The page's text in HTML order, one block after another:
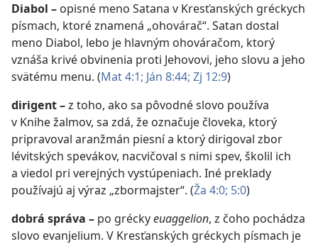
Diabol – opisné meno Satana v Kresťanských gréckych
písmach, ktoré znamená „ohovárač“. Satan dostal
meno Diabol, lebo je hlavným ohováračom, ktorý
vznáša krivé obvinenia proti Jehovovi, jeho slovu a jeho
svätému menu. (Mat 4:1; Ján 8:44; Zj 12:9)
dirigent–z toho, ako sa pôvodné slovo používa
v Knihe žalmov, sa zdá, že označuje človeka, ktorý
pripravoval aranžmán piesní a ktorý dirigoval zbor
lévitských spevákov, nacvičoval s nimi spev, školil ich
a viedol pri verejných vystúpeniach. Iné preklady
používajú aj výraz „zbormajster“. (Ža 4:0; 5:0)
dobrá správa – po gréckyeuaggelion, z čoho pochádza
slovo evanjelium. V Kresťanských gréckych písmach je